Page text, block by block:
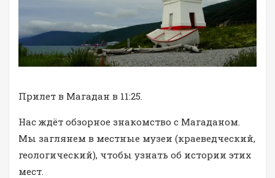
Прилет в Магадан в 11:25.
Нас ждёт обзорное знакомство с Магаданом.
Мы заглянем в местные музеи (краеведческий,
геологический), чтобы узнать об истории этих
мест.